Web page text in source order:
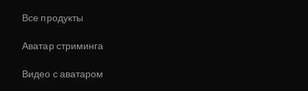
Все продукты
Аватар стриминга
Видео с аватаром